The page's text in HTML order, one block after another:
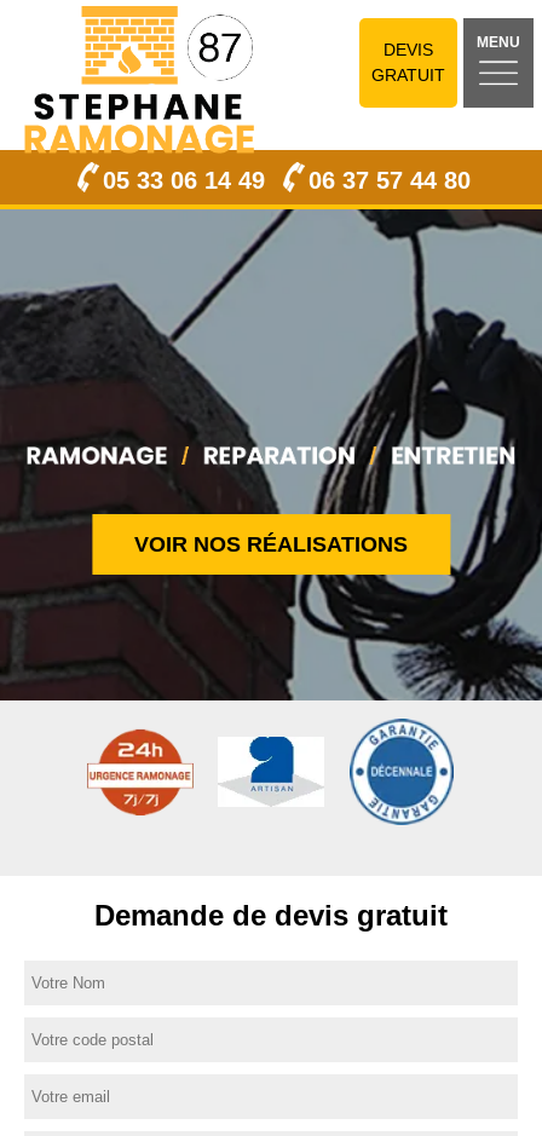
DEVIS
GRATUIT
MENU
05 33 06 14 49 06 37 57 44 80
VOIR NOS RÉALISATIONS
Demande de devis gratuit